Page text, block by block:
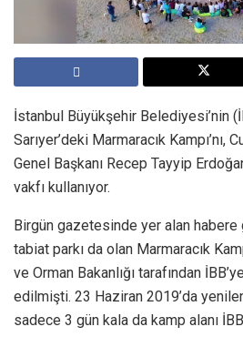
İstanbul Büyükşehir Belediyesi’nin
Sarıyer’deki Marmaracık Kampı’nı,
Genel Başkanı Recep Tayyip
vakfı kullanıyor.
Birgün gazetesinde yer alan habere
tabiat parkı da olan Marmaracık
ve Orman Bakanlığı tarafından
edilmişti. 23 Haziran 2019’da
sadece 3 gün kala da kamp alanı